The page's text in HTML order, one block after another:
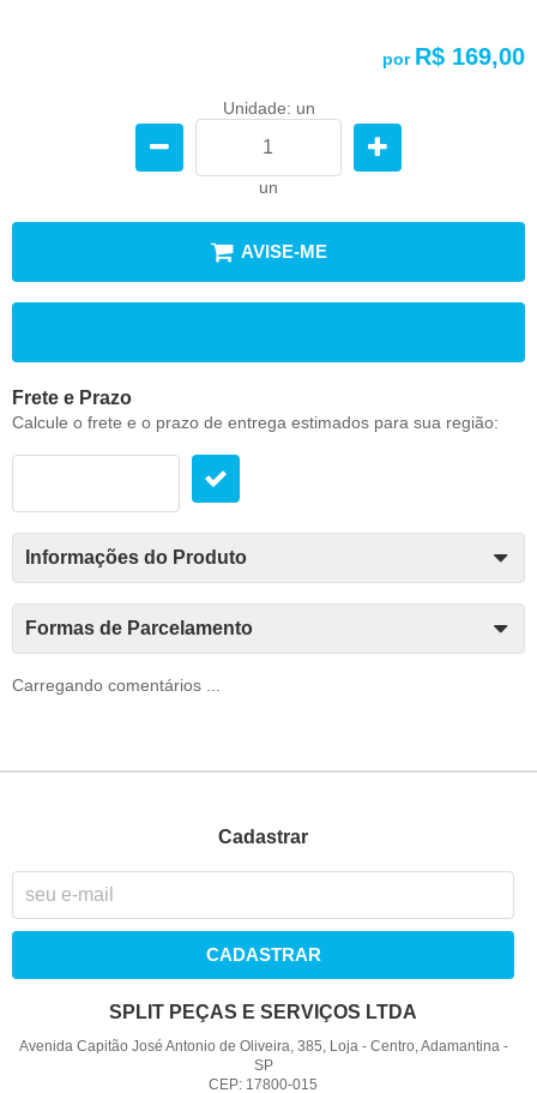
por R$ 169,00
Unidade: un
un
AVISE-ME
Frete e Prazo
Calcule o frete e o prazo de entrega estimados para sua região:
Informações do Produto
Formas de Parcelamento
Carregando comentários ...
Cadastrar
CADASTRAR
SPLIT PEÇAS E SERVIÇOS LTDA
Avenida Capitão José Antonio de Oliveira, 385, Loja- Centro, Adamantina-
SP
CEP: 17800-015